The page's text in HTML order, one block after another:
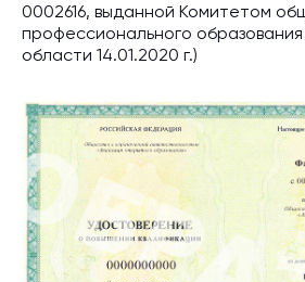
0002616, выданной Комитетом
профессионального
области 14.01.2020 г.)